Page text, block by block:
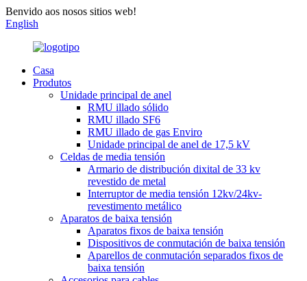
Benvido aos nosos sitios web!
English
Casa
Produtos
Unidade principal de anel
RMU illado sólido
RMU illado SF6
RMU illado de gas Enviro
Unidade principal de anel de 17,5 kV
Celdas de media tensión
Armario de distribución dixital de 33 kv
revestido de metal
Interruptor de media tensión 12kv/24kv-
revestimento metálico
Aparatos de baixa tensión
Aparatos fixos de baixa tensión
Dispositivos de conmutación de baixa tensión
Aparellos de conmutación separados fixos de
baixa tensión